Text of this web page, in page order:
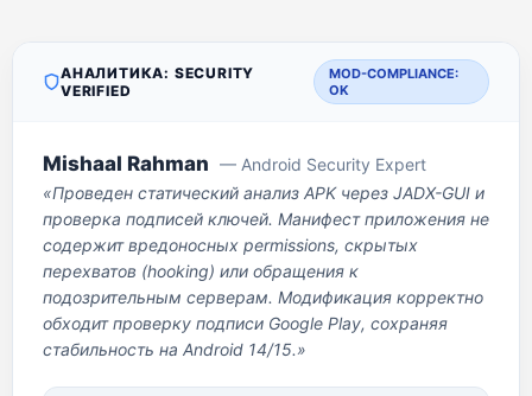
АНАЛИТИКА: SECURITY
VERIFIED
MOD-COMPLIANCE:
OK
Mishaal Rahman — Android Security Expert
«Проведен статический анализ APK через JADX-GUI и
проверка подписей ключей. Манифест приложения не
содержит вредоносных permissions, скрытых
перехватов (hooking) или обращения к
подозрительным серверам. Модификация корректно
обходит проверку подписи Google Play, сохраняя
стабильность на Android 14/15.»